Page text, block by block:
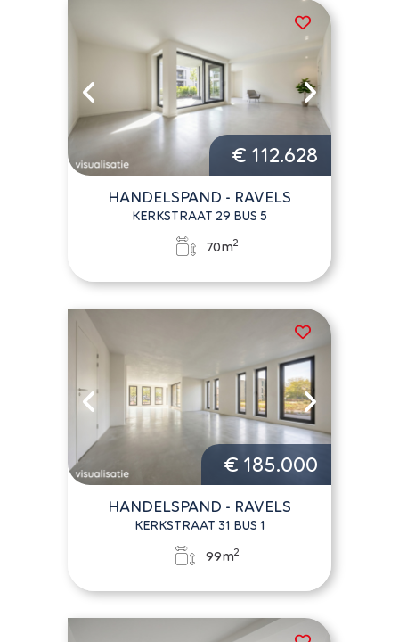
€ 112.628
HANDELSPAND - RAVELS
KERKSTRAAT 29 BUS 5
70m2
€ 185.000
HANDELSPAND - RAVELS
KERKSTRAAT 31 BUS 1
99m2